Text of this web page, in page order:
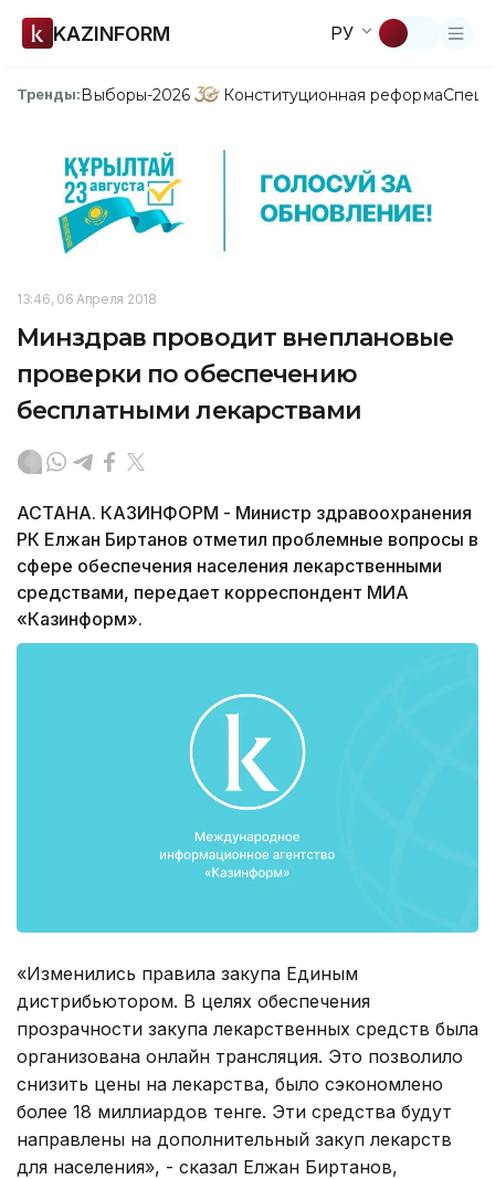
KAZINFORM РУ
Тренды:Выборы-2026 Конституционная реформа
13:46, 06 Апреля 2018
Минздрав проводит внеплановые
проверки по обеспечению
бесплатными лекарствами
АСТАНА. КАЗИНФОРМ - Министр здравоохранения
РК Елжан Биртанов отметил проблемные вопросы в
сфере обеспечения населения лекарственными
средствами, передает корреспондент МИА
«Казинформ».
«Изменились правила закупа Единым
дистрибьютором. В целях обеспечения
прозрачности закупа лекарственных средств была
организована онлайн трансляция. Это позволило
снизить цены на лекарства, было сэкономлено
более 18 миллиардов тенге. Эти средства будут
направлены на дополнительный закуп лекарств
для населения», - сказал Елжан Биртанов,